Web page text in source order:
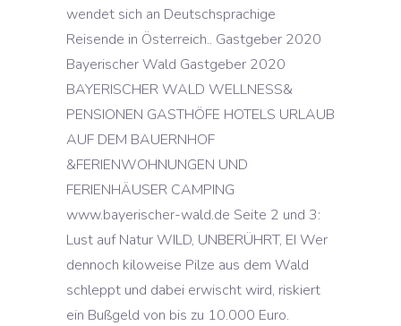
wendet sich an Deutschsprachige
Reisende in Österreich.. Gastgeber 2020
Bayerischer Wald Gastgeber 2020
BAYERISCHER WALD WELLNESS&
PENSIONEN GASTHÖFE HOTELS URLAUB
AUF DEM BAUERNHOF
&FERIENWOHNUNGEN UND
FERIENHÄUSER CAMPING
www.bayerischer-wald.de Seite 2 und 3:
Lust auf Natur WILD, UNBERÜHRT, EI Wer
dennoch kiloweise Pilze aus dem Wald
schleppt und dabei erwischt wird, riskiert
ein Bußgeld von bis zu 10.000 Euro.